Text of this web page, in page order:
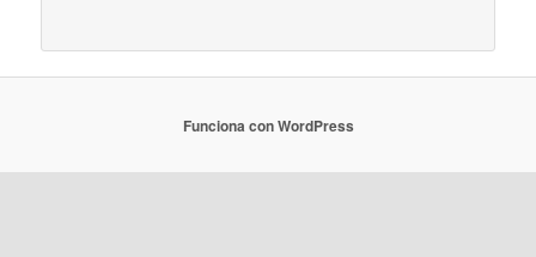
Funciona con WordPress